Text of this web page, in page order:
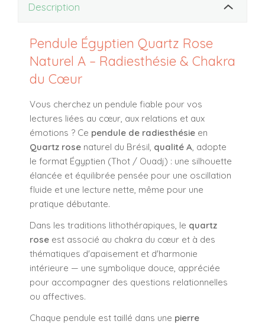
Description
Pendule Égyptien Quartz Rose
Naturel A – Radiesthésie & Chakra
du Cœur
Vous cherchez un pendule fiable pour vos
lectures liées au cœur, aux relations et aux
émotions ? Ce pendule de radiesthésie en
Quartz rose naturel du Brésil, qualité A, adopte
le format Égyptien (Thot / Ouadj) : une silhouette
élancée et équilibrée pensée pour une oscillation
fluide et une lecture nette, même pour une
pratique débutante.
Dans les traditions lithothérapiques, le quartz
rose est associé au chakra du cœur et à des
thématiques d'apaisement et d'harmonie
intérieure — une symbolique douce, appréciée
pour accompagner des questions relationnelles
ou affectives.
Chaque pendule est taillé dans une pierre